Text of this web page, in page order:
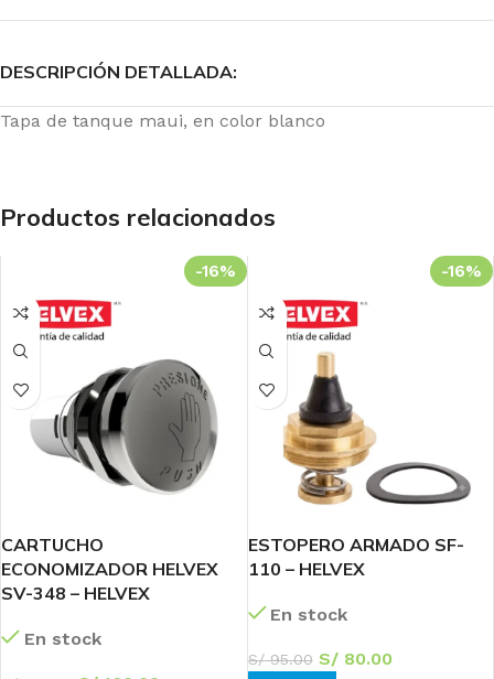
DESCRIPCIÓN DETALLADA:
Tapa de tanque maui, en color blanco
Productos relacionados
-16%
CARTUCHO
ECONOMIZADOR HELVEX
SV-348 – HELVEX
En stock
-16%
ESTOPERO ARMADO SF-
110 – HELVEX
En stock
S/95.00 S/80.00